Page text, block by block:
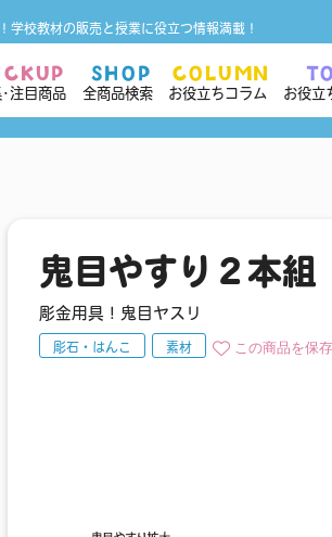
学校教材の販売と授業に役立つ情報満載！
注目商品
SHOP
全商品検索
COLUMN
お役立ちコラム お役立
鬼目やすり２本組
彫金用具！鬼目ヤスリ
彫石・はんこ 素材 この商品を保